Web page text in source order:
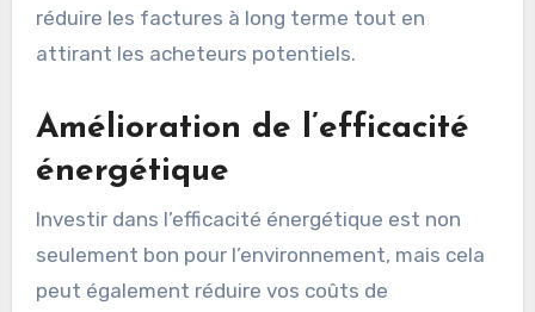
réduire les factures à long terme tout en
attirant les acheteurs potentiels.
Amélioration de l’efficacité
énergétique
Investir dans l’efficacité énergétique est non
seulement bon pour l’environnement, mais cela
peut également réduire vos coûts de